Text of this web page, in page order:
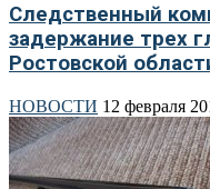
Следственный
задержание трех
Ростовской
НОВОСТИ 12 февраля